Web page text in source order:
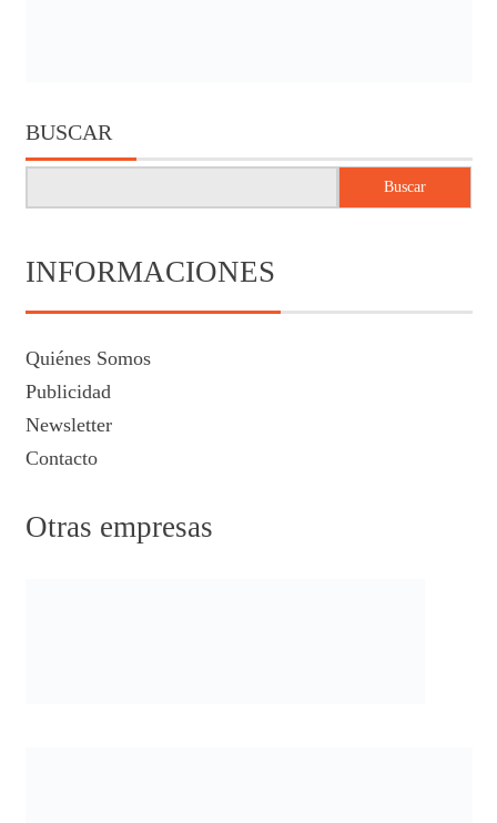
BUSCAR
Buscar
INFORMACIONES
Quiénes Somos
Publicidad
Newsletter
Contacto
Otras empresas